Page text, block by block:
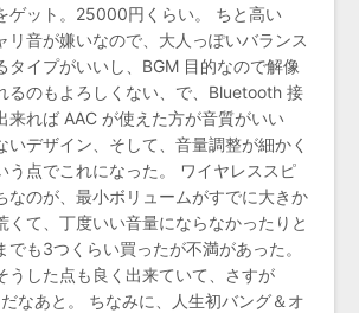
ゲット。25000円くらい。 ちと高い
リ音が嫌いなので、大人っぽいバランス
タイプがいいし、BGM 目的なので解像
るのもよろしくない、で、Bluetooth 接
来れば AAC が使えた方が音質がいい
いデザイン、そして、音量調整が細かく
う点でこれになった。 ワイヤレススピ
なのが、最小ボリュームがすでに大きか
くて、丁度いい音量にならなかったりと
でも3つくらい買ったが不満があった。
うした点も良く出来ていて、さすが
なあと。 ちなみに、人生初バング＆オ